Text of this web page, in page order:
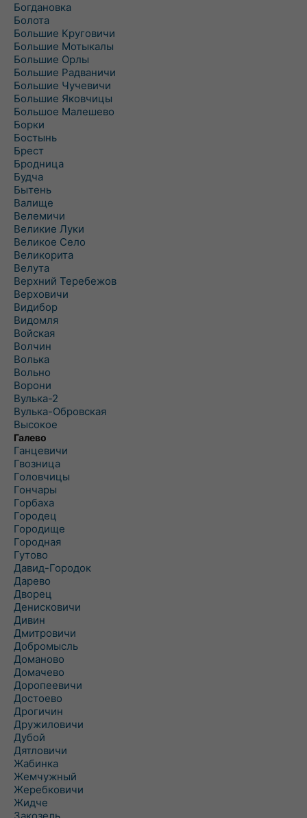
Богдановка
Болота
Большие Круговичи
Большие Мотыкалы
Большие Орлы
Большие Радваничи
Большие Чучевичи
Большие Яковчицы
Большое Малешево
Борки
Бостынь
Брест
Бродница
Будча
Бытень
Валище
Велемичи
Великие Луки
Великое Село
Великорита
Велута
Верхний Теребежов
Верховичи
Видибор
Видомля
Войская
Волчин
Волька
Вольно
Ворони
Вулька-2
Вулька-Обровская
Высокое
Галево
Ганцевичи
Гвозница
Головчицы
Гончары
Горбаха
Городец
Городище
Городная
Гутово
Давид-Городок
Дарево
Дворец
Денисковичи
Дивин
Дмитровичи
Добромысль
Доманово
Домачево
Доропеевичи
Достоево
Дрогичин
Дружиловичи
Дубой
Дятловичи
Жабинка
Жемчужный
Жеребковичи
Жидче